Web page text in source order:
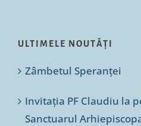
ULTIMELE NOUTĂȚI
Zâmbetul Speranței
Invitația PF Claudiu la
Sanctuarul